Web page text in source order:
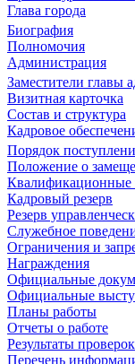
Глава города
Биография
Полномочия
Администрация
Заместители главы
Визитная карточка
Состав и структура
Кадровое
Порядок
Положение о
Квалификационные
Кадровый резерв
Резерв
Служебное
Ограничения и
Награждения
Официальные
Официальные
Планы работы
Отчеты о работе
Результаты проверок
Перечень